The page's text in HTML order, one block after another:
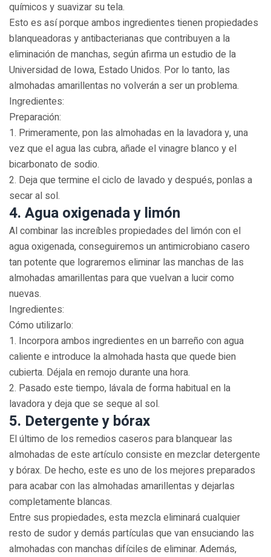
químicos y suavizar su tela.
Esto es así porque ambos ingredientes tienen propiedades
blanqueadoras y antibacterianas que contribuyen a la
eliminación de manchas, según afirma un estudio de la
Universidad de Iowa, Estado Unidos. Por lo tanto, las
almohadas amarillentas no volverán a ser un problema.
Ingredientes:
Preparación:
1. Primeramente, pon las almohadas en la lavadora y, una
vez que el agua las cubra, añade el vinagre blanco y el
bicarbonato de sodio.
2. Deja que termine el ciclo de lavado y después, ponlas a
secar al sol.
4. Agua oxigenada y limón
Al combinar las increíbles propiedades del limón con el
agua oxigenada, conseguiremos un antimicrobiano casero
tan potente que lograremos eliminar las manchas de las
almohadas amarillentas para que vuelvan a lucir como
nuevas.
Ingredientes:
Cómo utilizarlo:
1. Incorpora ambos ingredientes en un barreño con agua
caliente e introduce la almohada hasta que quede bien
cubierta. Déjala en remojo durante una hora.
2. Pasado este tiempo, lávala de forma habitual en la
lavadora y deja que se seque al sol.
5. Detergente y bórax
El último de los remedios caseros para blanquear las
almohadas de este artículo consiste en mezclar detergente
y bórax. De hecho, este es uno de los mejores preparados
para acabar con las almohadas amarillentas y dejarlas
completamente blancas.
Entre sus propiedades, esta mezcla eliminará cualquier
resto de sudor y demás partículas que van ensuciando las
almohadas con manchas difíciles de eliminar. Además,